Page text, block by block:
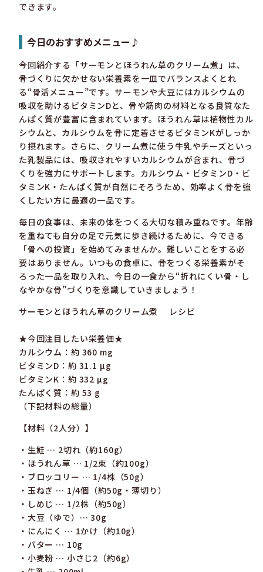
できます。
今日のおすすめメニュー♪
今回紹介する「サーモンとほうれん草のクリーム煮」は、
骨づくりに欠かせない栄養素を一皿でバランスよくとれ
る“骨活メニュー”です。サーモンや大豆にはカルシウムの
吸収を助けるビタミンDと、骨や筋肉の材料となる良質なた
んぱく質が豊富に含まれています。ほうれん草は植物性カル
シウムと、カルシウムを骨に定着させるビタミンKがしっか
り摂れます。さらに、クリーム煮に使う牛乳やチーズといっ
た乳製品には、吸収されやすいカルシウムが含まれ、骨づ
くりを強力にサポートします。カルシウム・ビタミンD・ビ
タミンK・たんぱく質が自然にそろうため、効率よく骨を強
くしたい方に最適の一品です。
毎日の食事は、未来の体をつくる大切な積み重ねです。年齢
を重ねても自分の足で元気に歩き続けるために、今できる
「骨への投資」を始めてみませんか。難しいことをする必
要はありません。いつもの食卓に、骨をつくる栄養素がそ
ろった一品を取り入れ、今日の一食から“折れにくい骨・し
なやかな骨”づくりを意識していきましょう！
サーモンとほうれん草のクリーム煮 レシピ
★今回注目したい栄養価★
カルシウム：約 360 mg
ビタミンD：約 31.1 µg
ビタミンK：約 332 µg
たんぱく質：約 53 g
（下記材料の総量）
【材料（2人分）】
・生鮭 … 2切れ（約160g）
・ほうれん草 … 1/2束（約100g）
・ブロッコリー … 1/4株（50g）
・玉ねぎ … 1/4個（約50g・薄切り）
・しめじ … 1/2株（約50g）
・大豆（ゆで）… 30g
・にんにく … 1かけ（約10g）
・バター … 10g
・小麦粉 … 小さじ2（約6g）